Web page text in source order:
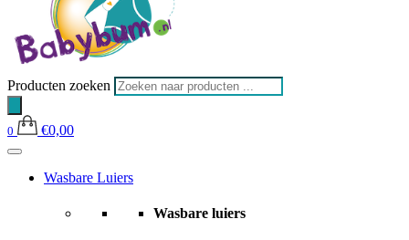
Producten zoeken
0 €0,00
Wasbare Luiers
Wasbare luiers